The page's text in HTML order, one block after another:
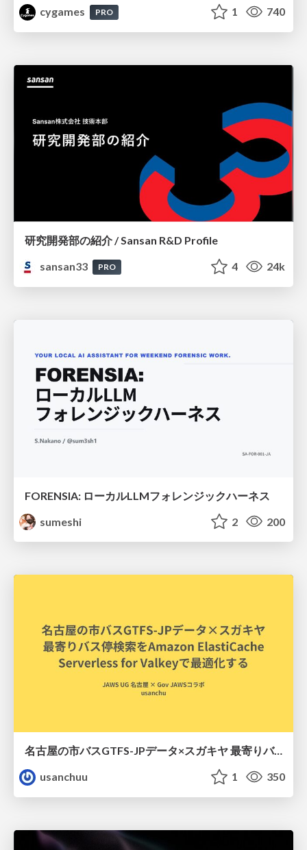
cygames
PRO 1 740
研究開発部の紹介 / Sansan R&D Profile
sansan33
PRO 4 24k
FORENSIA: ローカルLLMフォレンジックハーネス
sumeshi
2 200
名古屋の市バスGTFS-JPデータ×スガキヤ 最寄りバス停検索をAmazon ElastiCache Serverless for Valkeyで最適化する
usanchuu
1 350